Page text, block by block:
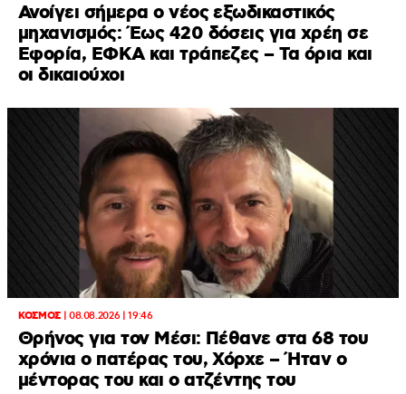
Ανοίγει σήμερα ο νέος εξωδικαστικός
μηχανισμός: Έως 420 δόσεις για χρέη σε
Εφορία, ΕΦΚΑ και τράπεζες – Τα όρια και
οι δικαιούχοι
ΚΟΣΜΟΣ| 08.08.2026 | 19:46
Θρήνος για τον Μέσι: Πέθανε στα 68 του
χρόνια ο πατέρας του, Χόρχε – Ήταν ο
μέντορας του και ο ατζέντης του